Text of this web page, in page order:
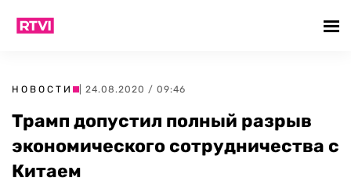
НОВОСТИ | 24.08.2020 / 09:46
Трамп допустил полный разрыв
экономического сотрудничества с
Китаем